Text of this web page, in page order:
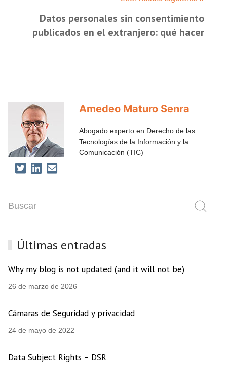
Datos personales sin consentimiento
publicados en el extranjero: qué hacer
Amedeo Maturo Senra
Abogado experto en Derecho de las
Tecnologías de la Información y la
Comunicación (TIC)
Últimas entradas
Why my blog is not updated (and it will not be)
26 de marzo de 2026
Cámaras de Seguridad y privacidad
24 de mayo de 2022
Data Subject Rights – DSR